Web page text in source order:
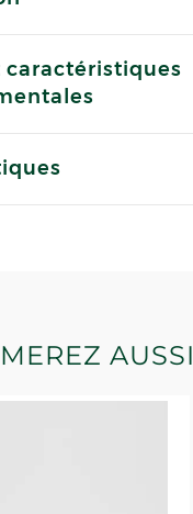
caractéristiques
AUSSI